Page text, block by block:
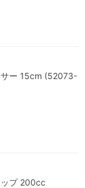
サー 15cm (52073-
プ 200cc